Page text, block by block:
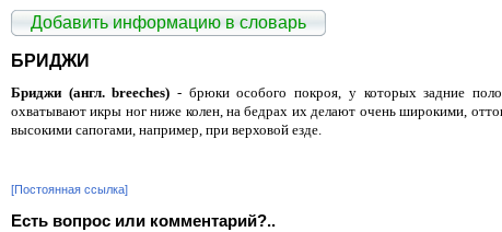
Добавить информацию в словарь
БРИДЖИ
Бриджи (англ. breeches) - брюки особого покроя, у которых задние
охватывают икры ног ниже колен, на бедрах их делают очень широкими,
высокими сапогами, например, при верховой езде.
[Постоянная ссылка]
Есть вопрос или комментарий?..